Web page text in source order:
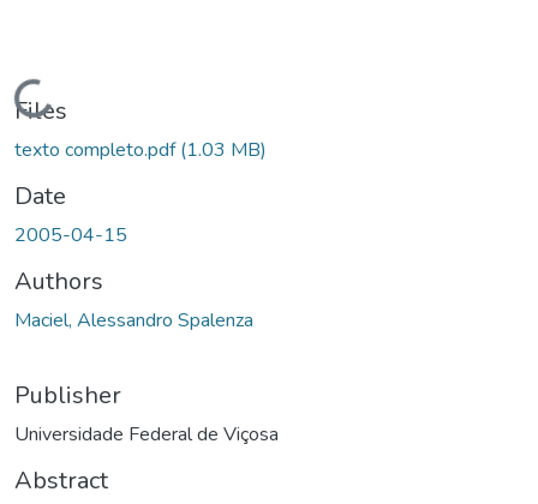
Loading...
Files
texto completo.pdf(1.03 MB)
Date
2005-04-15
Authors
Maciel, Alessandro Spalenza
Publisher
Universidade Federal de Viçosa
Abstract